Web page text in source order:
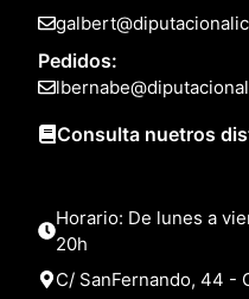
Pedidos:
Consulta nuetros
Horario: De lunes a
20h
C/ SanFernando, 44 -